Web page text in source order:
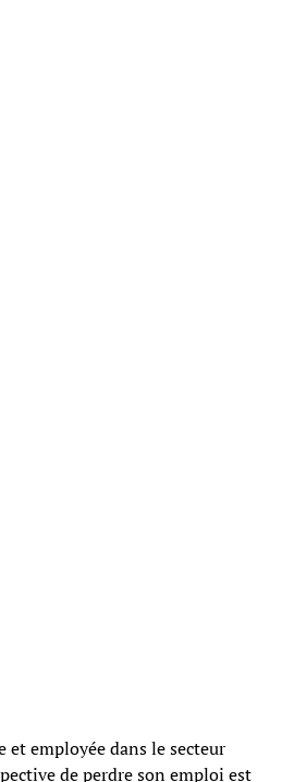
et employée dans le secteur
de perdre son emploi est